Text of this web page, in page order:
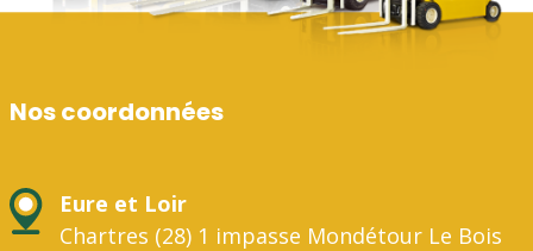
Nos coordonnées
Eure et Loir
Chartres (28) 1 impasse Mondétour Le Bois